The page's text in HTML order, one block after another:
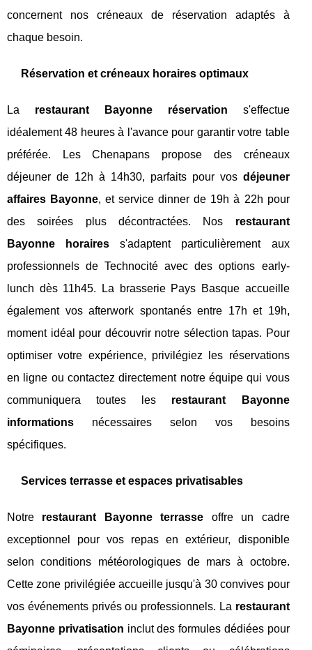
concernent nos créneaux de réservation adaptés à
chaque besoin.
Réservation et créneaux horaires optimaux
La restaurant Bayonne réservation s'effectue
idéalement 48 heures à l'avance pour garantir votre table
préférée. Les Chenapans propose des créneaux
déjeuner de 12h à 14h30, parfaits pour vos déjeuner
affaires Bayonne, et service dinner de 19h à 22h pour
des soirées plus décontractées. Nos restaurant
Bayonne horaires s'adaptent particulièrement aux
professionnels de Technocité avec des options early-
lunch dès 11h45. La brasserie Pays Basque accueille
également vos afterwork spontanés entre 17h et 19h,
moment idéal pour découvrir notre sélection tapas. Pour
optimiser votre expérience, privilégiez les réservations
en ligne ou contactez directement notre équipe qui vous
communiquera toutes les restaurant Bayonne
informations nécessaires selon vos besoins
spécifiques.
Services terrasse et espaces privatisables
Notre restaurant Bayonne terrasse offre un cadre
exceptionnel pour vos repas en extérieur, disponible
selon conditions météorologiques de mars à octobre.
Cette zone privilégiée accueille jusqu'à 30 convives pour
vos événements privés ou professionnels. La restaurant
Bayonne privatisation inclut des formules dédiées pour